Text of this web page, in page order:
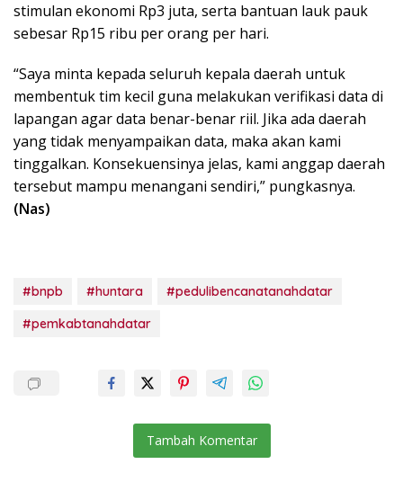
stimulan ekonomi Rp3 juta, serta bantuan lauk pauk
sebesar Rp15 ribu per orang per hari.
“Saya minta kepada seluruh kepala daerah untuk
membentuk tim kecil guna melakukan verifikasi data di
lapangan agar data benar-benar riil. Jika ada daerah
yang tidak menyampaikan data, maka akan kami
tinggalkan. Konsekuensinya jelas, kami anggap daerah
tersebut mampu menangani sendiri,” pungkasnya.
(Nas)
#bnpb #huntara
#pedulibencanatanahdatar
#pemkabtanahdatar
Tambah Komentar